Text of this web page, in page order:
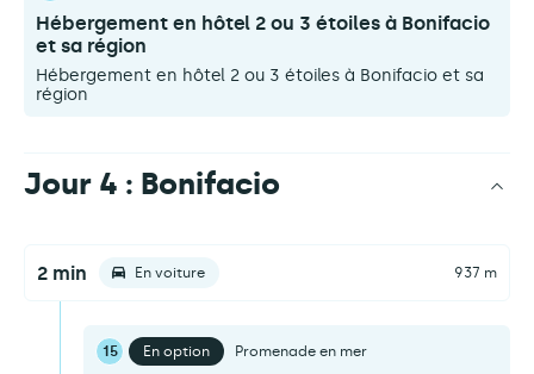
Hébergement en hôtel 2 ou 3 étoiles à Bonifacio
et sa région
Hébergement en hôtel 2 ou 3 étoiles à Bonifacio et sa
région
Jour 4 : Bonifacio
2 min En voiture 937 m
15 En option Promenade en mer